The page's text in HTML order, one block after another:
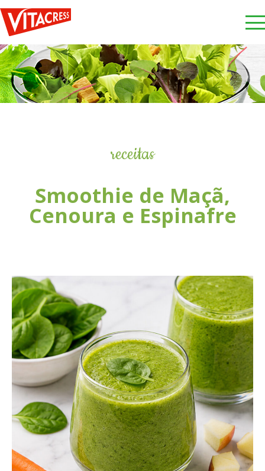
receitas
Smoothie de Maçã,
Cenoura e Espinafre